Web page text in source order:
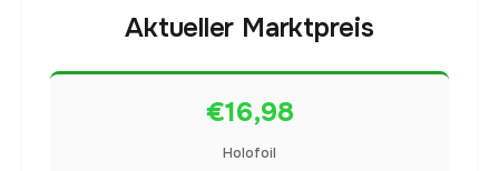
Aktueller Marktpreis
€16,98
Holofoil